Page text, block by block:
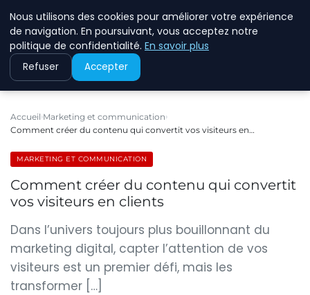
ECOMMCODE2
Accueil Marketing et communication
Comment créer du contenu qui convertit vos visiteurs en…
MARKETING ET COMMUNICATION
Comment créer du contenu qui convertit
vos visiteurs en clients
Dans l’univers toujours plus bouillonnant du
marketing digital, capter l’attention de vos
visiteurs est un premier défi, mais les
transformer […]
Nous utilisons des cookies pour améliorer votre expérience
de navigation. En poursuivant, vous acceptez notre
politique de confidentialité. En savoir plus
Refuser Accepter